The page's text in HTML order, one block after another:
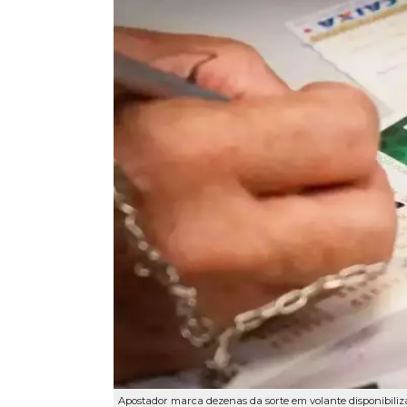
Apostador marca dezenas da sorte em volante